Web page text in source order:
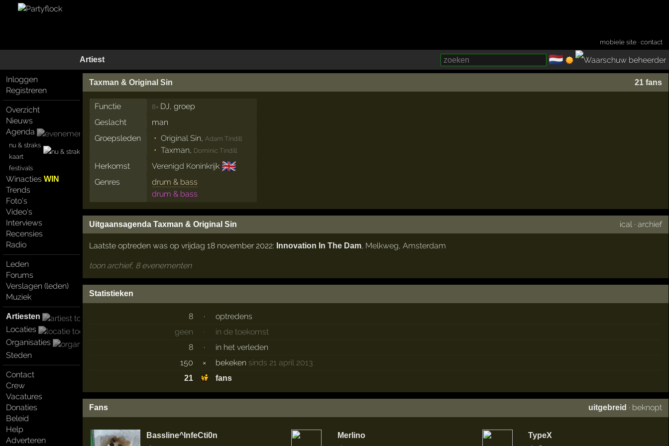
mobiele site ·contact
Artiest 🇳🇱
Inloggen
Registreren
Overzicht
Nieuws
Agenda
nu & straks
kaart
festivals
WinactiesWIN
Trends
Foto's
Video's
Interviews
Recensies
Radio
Leden
Forums
Verslagen (leden)
Muziek
Artiesten
Locaties
Organisaties
Steden
Contact
Crew
Vacatures
Donaties
Beleid
Help
Adverteren
Taxman & Original Sin 21 fans
Functie 8× DJ, groep
Geslacht
man
Groepsleden
Original Sin, Adam Tindill
Taxman, Dominic Tindill
Herkomst Verenigd Koninkrijk 🇬🇧
Genres
drum & bass
drum & bass
Uitgaansagenda Taxman & Original Sin ical ·archief
Laatste optreden was op vrijdag 18 november 2022: Innovation In The Dam, Melkweg, Amsterdam
toon archief, 8 evenementen
Statistieken
8 ·
optredens
geen
·
in de toekomst
8
·
in het verleden
150
× bekeken sinds 21 april 2013
21 fans
Fans uitgebreid · beknopt
Bassline^InfeCti0n Merlino TypeX